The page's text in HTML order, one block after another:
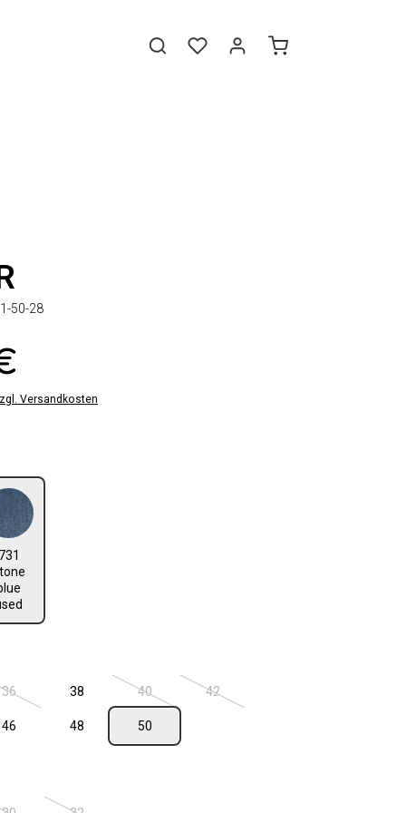
50-28
Versandkosten
ist zurzeit nicht verfügbar.)
731
blue used
ist zurzeit nicht verfügbar.)
36(Diese Option ist zurzeit nicht verfügbar.)
38 40(Diese Option ist zurzeit nicht verfügbar.)
42(Diese Option ist zurzeit nicht
ist zurzeit nicht verfügbar.)
46 48 50